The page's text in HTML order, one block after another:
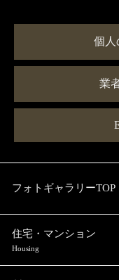
個人
業
フォトギャラリーTOP
住宅・マンション
Housing